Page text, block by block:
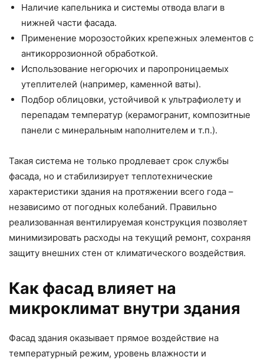
Наличие капельника и системы отвода влаги в
нижней части фасада.
Применение морозостойких крепежных элементов с
антикоррозионной обработкой.
Использование негорючих и паропроницаемых
утеплителей (например, каменной ваты).
Подбор облицовки, устойчивой к ультрафиолету и
перепадам температур (керамогранит, композитные
панели с минеральным наполнителем и т.п.).
Такая система не только продлевает срок службы
фасада, но и стабилизирует теплотехнические
характеристики здания на протяжении всего года –
независимо от погодных колебаний. Правильно
реализованная вентилируемая конструкция позволяет
минимизировать расходы на текущий ремонт, сохраняя
защиту внешних стен от климатического воздействия.
Как фасад влияет на
микроклимат внутри здания
Фасад здания оказывает прямое воздействие на
температурный режим, уровень влажности и